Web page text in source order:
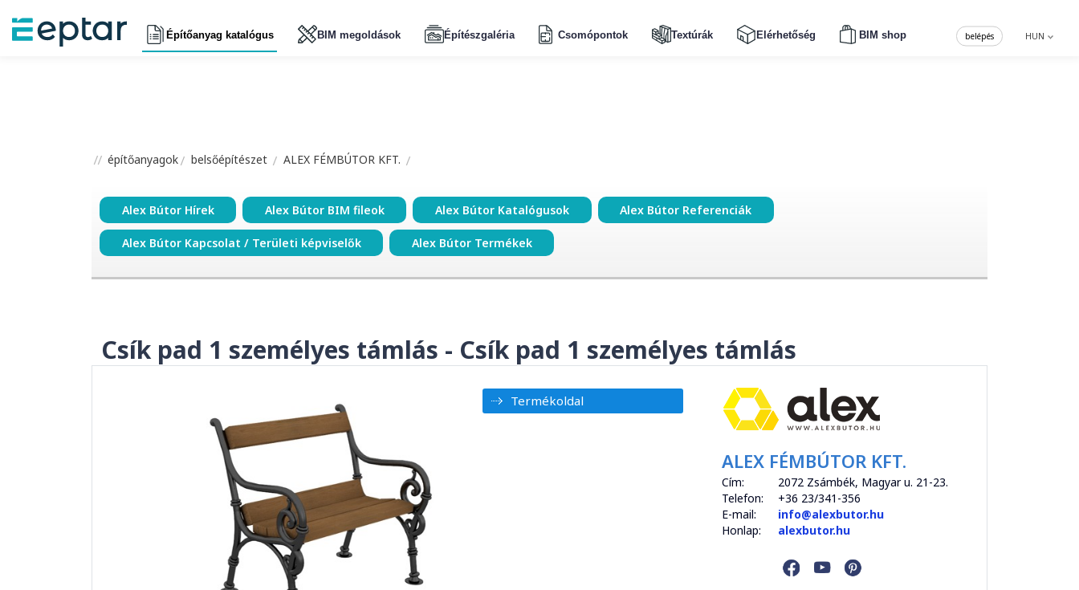
Építőanyag katalógus BIM megoldások Építészgaléria Csomópontok Textúrák Elérhetőség BIM shop HUN
belépés
építőanyagok belsőépítészet ALEX FÉMBÚTOR KFT.
Alex Bútor Hírek Alex Bútor BIM fileok Alex Bútor Katalógusok Alex Bútor Referenciák
Alex Bútor Kapcsolat / Területi képviselők Alex Bútor Termékek
Csík pad 1 személyes támlás - Csík pad 1 személyes támlás
Termékoldal
ALEX FÉMBÚTOR KFT.
Cím:
2072 Zsámbék, Magyar u. 21-23.
Telefon:
+36 23/341-356
E-mail:
info@alexbutor.hu
Honlap:
alexbutor.hu